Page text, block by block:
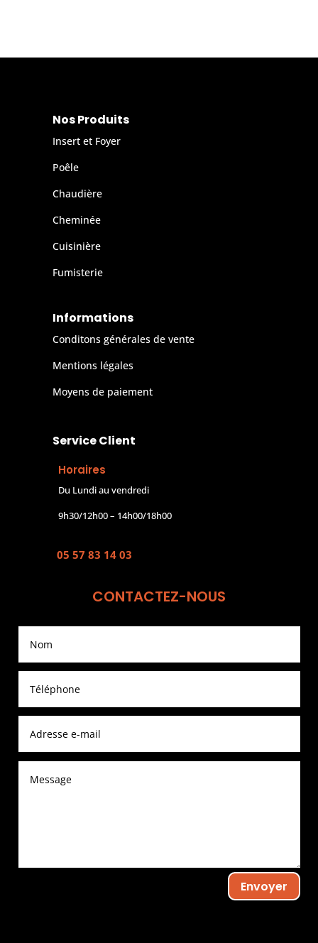
Nos Produits
Insert et Foyer
Poêle
Chaudière
Cheminée
Cuisinière
Fumisterie
Informations
Conditons générales de vente
Mentions légales
Moyens de paiement
Service Client
Horaires
Du Lundi au vendredi
9h30/12h00 – 14h00/18h00
05 57 83 14 03
CONTACTEZ-NOUS
Envoyer